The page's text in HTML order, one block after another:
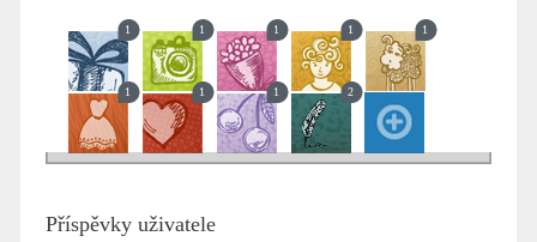
1 1 1 1 1
1 1 1 2
Příspěvky uživatele